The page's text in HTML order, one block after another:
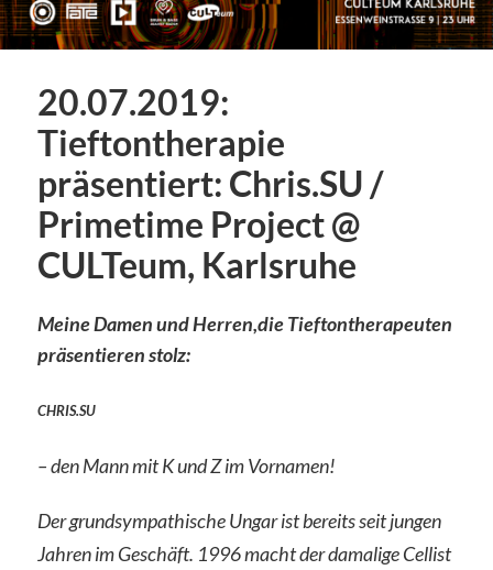
20.07.2019:
Tieftontherapie
präsentiert: Chris.SU /
Primetime Project @
CULTeum, Karlsruhe
Meine Damen und Herren,die Tieftontherapeuten
präsentieren stolz:
CHRIS.SU
– den Mann mit K und Z im Vornamen!
Der grundsympathische Ungar ist bereits seit jungen
Jahren im Geschäft. 1996 macht der damalige Cellist